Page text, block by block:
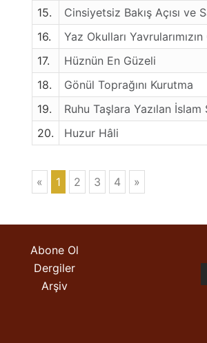
15.
Cinsiyetsiz Bakış Açısı ve
16.
Yaz Okulları
17.
Hüznün En Güzeli
18.
Gönül Toprağını Kurutma
19.
Ruhu Taşlara Yazılan İslam
20.
Huzur Hâli
« 1 2 3 4 »
Abone Ol
Dergiler
Arşiv